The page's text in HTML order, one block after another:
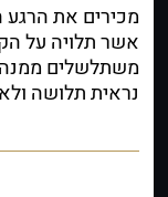
מכירים את הרגע
אשר תלויה על
משתלשלים ממנה
נראית תלושה